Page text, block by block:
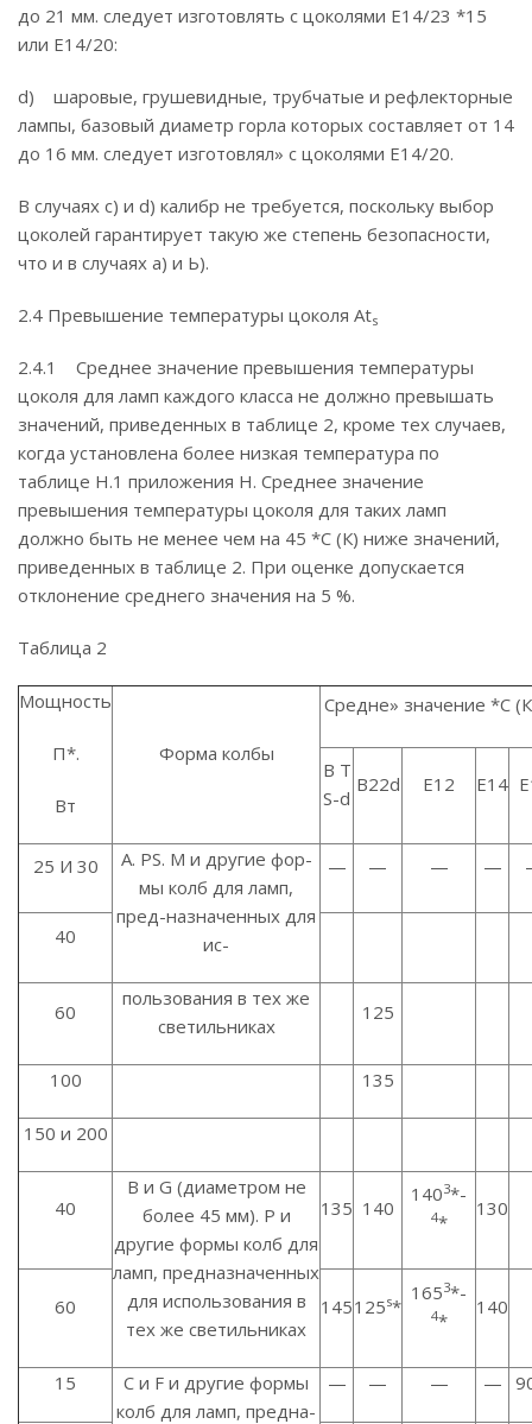
до 21 мм. следует изготовлять с цоколями Е14/23 *15
или Е14/20:
d) шаровые, грушевидные, трубчатые и рефлекторные
лампы, базовый диаметр горла которых составляет от 14
до 16 мм. следует изготовлял» с цоколями Е14/20.
В случаях с) и d) калибр не требуется, поскольку выбор
цоколей гарантирует такую же степень безопасности,
что и в случаях а) и Ь).
2.4 Превышение температуры цоколя Ats
2.4.1 Среднее значение превышения температуры
цоколя для ламп каждого класса не должно превышать
значений, приведенных в таблице 2, кроме тех случаев,
когда установлена более низкая температура по
таблице Н.1 приложения Н. Среднее значение
превышения температуры цоколя для таких ламп
должно быть не менее чем на 45 *С (К) ниже значений,
приведенных в таблице 2. При оценке допускается
отклонение среднего значения на 5 %.
Таблица 2
Мощность
П*.
Вт
Форма колбы
Средне» значение *С
В Т
S-d
B22d Е12 Е14
25 И 30
A. PS. М и другие фор-
мы колб для ламп,
пред-назначенных для
ис-
— — — —
40
60
пользования в тех же
светильниках
125
100 135
150 и 200
40
В и G (диаметром не
более 45 мм). Р и
другие формы колб для
ламп, предназначенных
для использования в
тех же светильниках
135 140
1403*-
4*
130
60 145125s*
1653*-
4*
140
15
С и F и другие формы
колб для ламп, предна-
— — — —